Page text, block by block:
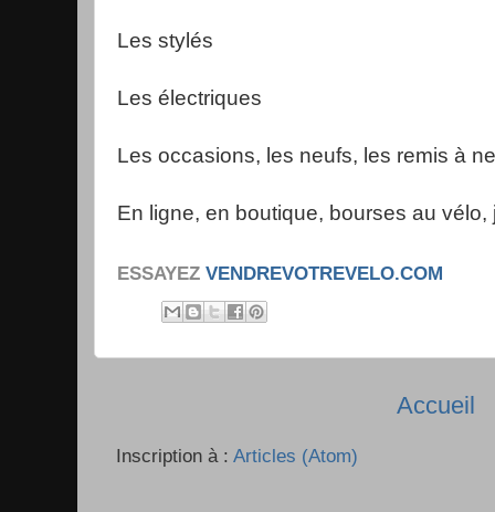
Les stylés
Les électriques
Les occasions, les neufs, les remis à
En ligne, en boutique, bourses au
ESSAYEZ VENDREVOTREVELO.COM
Accueil
Inscription à : Articles (Atom)